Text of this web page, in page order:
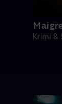
Krimi &